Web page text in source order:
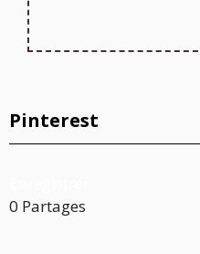
Pinterest
0 Partages